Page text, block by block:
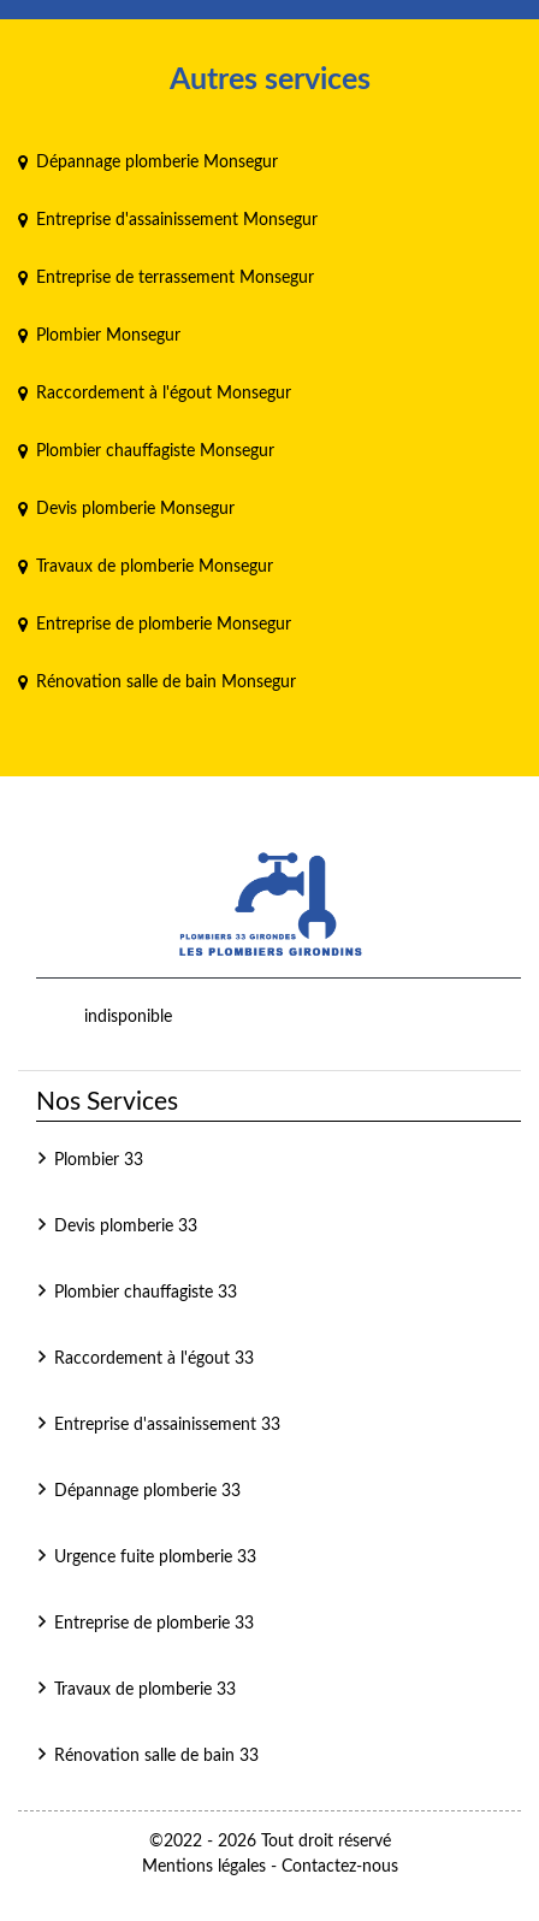
Autres services
Dépannage plomberie Monsegur
Entreprise d'assainissement Monsegur
Entreprise de terrassement Monsegur
Plombier Monsegur
Raccordement à l'égout Monsegur
Plombier chauffagiste Monsegur
Devis plomberie Monsegur
Travaux de plomberie Monsegur
Entreprise de plomberie Monsegur
Rénovation salle de bain Monsegur
indisponible
Nos Services
Plombier 33
Devis plomberie 33
Plombier chauffagiste 33
Raccordement à l'égout 33
Entreprise d'assainissement 33
Dépannage plomberie 33
Urgence fuite plomberie 33
Entreprise de plomberie 33
Travaux de plomberie 33
Rénovation salle de bain 33
©2022 - 2026 Tout droit réservé
Mentions légales- Contactez-nous